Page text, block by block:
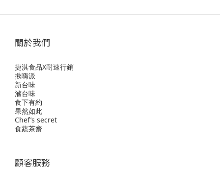
關於我們
捷淇食品X耐速行銷
揪嗨派
新台味
滷台味
食下有約
果然如此
Chef’s secret
食蔬茶齋
顧客服務